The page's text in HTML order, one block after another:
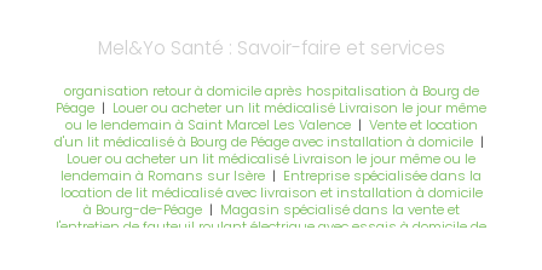
Mel&Yo Santé : Savoir-faire et services
organisation retour à domicile après hospitalisation à Bourg de
Péage | Louer ou acheter un lit médicalisé Livraison le jour même
ou le lendemain à Saint Marcel Les Valence| Vente et location
d'un lit médicalisé à Bourg de Péage avec installation à domicile |
Louer ou acheter un lit médicalisé Livraison le jour même ou le
lendemain à Romans sur Isère | Entreprise spécialisée dans la
location de lit médicalisé avec livraison et installation à domicile
à Bourg-de-Péage| Magasin spécialisé dans la vente et
l'entretien de fauteuil roulant électrique avec essais à domicile de